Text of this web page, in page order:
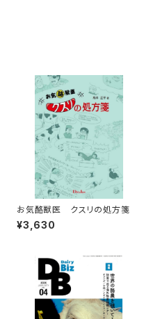
お気酪獣医 クスリの処方箋
¥3,630